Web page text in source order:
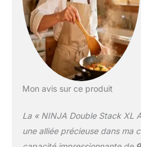
de
les
EN
Mon avis sur ce produit
La « NINJA Double Stack XL
une alliée précieuse dans ma